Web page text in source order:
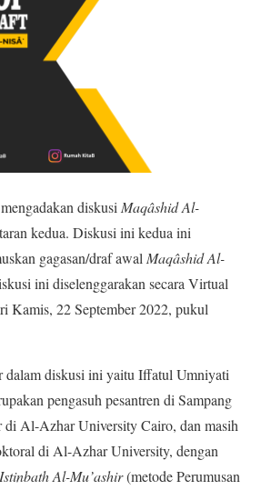
diskusi Maqâshid Al-
kedua. Diskusi ini kedua ini
gagasan/draf awal Maqâshid Al-
ini diselenggarakan secara Virtual
Kamis, 22 September 2022, pukul
dalam diskusi ini yaitu Iffatul Umniyati
pengasuh pesantren di Sampang
di Al-Azhar University Cairo, dan masih
di Al-Azhar University, dengan
Al-Mu’ashir(metode Perumusan